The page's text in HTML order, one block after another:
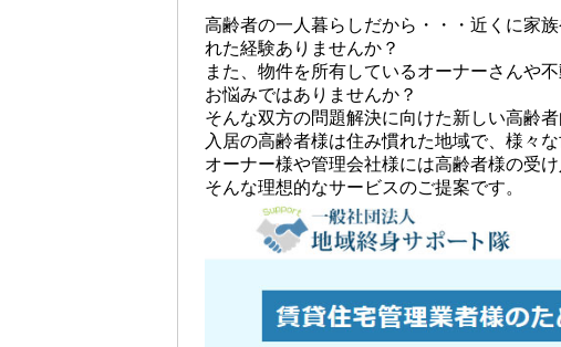
高齢者の一人暮らしだから・・・近くに家
れた経験ありませんか？
また、物件を所有しているオーナーさんや
お悩みではありませんか？
そんな双方の問題解決に向けた新しい高齢
入居の高齢者様は住み慣れた地域で、様々
オーナー様や管理会社様には高齢者様の受
そんな理想的なサービスのご提案です。